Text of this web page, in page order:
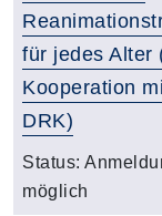
für jedes Alter
Kooperation
DRK)
Status:
möglich